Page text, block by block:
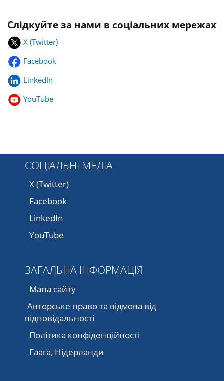
Слідкуйте за нами в соціальних мережах
X (Twitter)
Facebook
LinkedIn
YouTube
СОЦІАЛЬНІ МЕДІА
X (Twitter)
Facebook
LinkedIn
YouTube
ЗАГАЛЬНА ІНФОРМАЦІЯ
Мапа сайту
Авторське право та відмова від
відповідальності
Політика конфіденційності
Гаага, Нідерланди